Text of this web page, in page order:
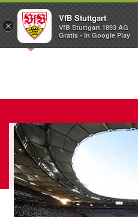
×
VfB Stuttgart
VfB Stuttgart 1893 AG
Gratis - In Google Play